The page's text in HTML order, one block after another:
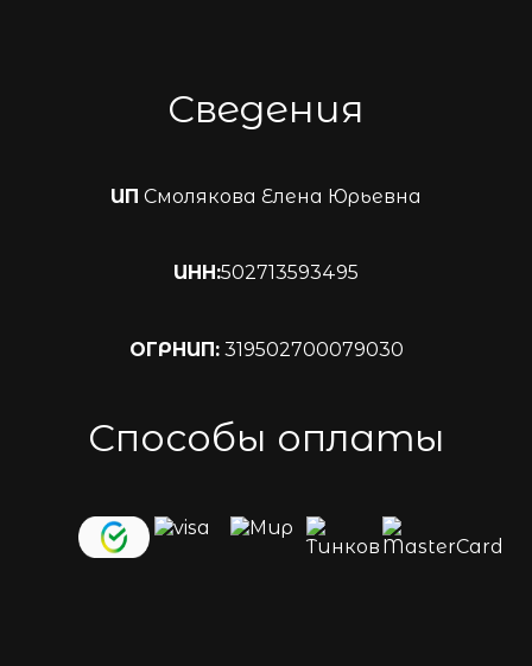
Сведения
ИП Смолякова Елена Юрьевна
ИНН:502713593495
ОГРНИП:319502700079030
Способы оплаты